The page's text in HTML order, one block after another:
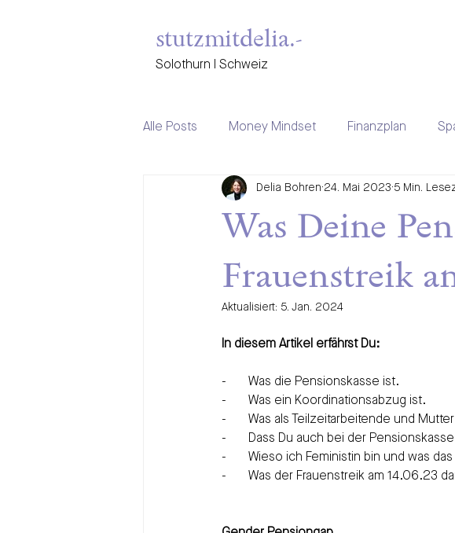
stutzmitdelia.-
Solothurn I Schweiz
Alle Posts Money Mindset Finanzplan
female empowerment Steuererklärung
Was Deine
Frauenstreik
Delia Bohren 24. Mai 2023 5 Min.
Aktualisiert: 5. Jan. 2024
In diesem Artikel erfährst Du:
-       Was die Pensionskasse ist.
-       Was ein Koordinationsabzug ist.
-       Was als Teilzeitarbeitende und
-       Dass Du auch bei der
-       Wieso ich Feministin bin und was
-       Was der Frauenstreik am 14.06.23